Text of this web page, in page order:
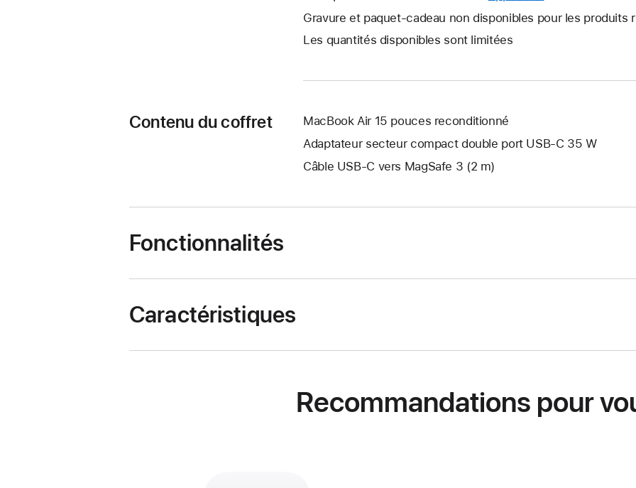
s’ouvre.
s’ouvre.
nouvelle
Gravure et paquet-cadeau non disponibles pour les produits
Les quantités disponibles sont limitées
Contenu du coffret
MacBook Air 15 pouces reconditionné
Adaptateur secteur compact double port USB-C 35 W
Câble USB-C vers MagSafe 3 (2 m)
Fonctionnalités
Caractéristiques
Recommandations pour